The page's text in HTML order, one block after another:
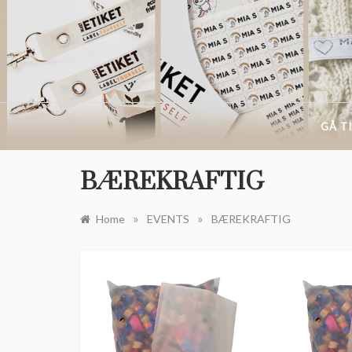
content
GÅ
BÆREKRAFTIG
Home » EVENTS » BÆREKRAFTIG